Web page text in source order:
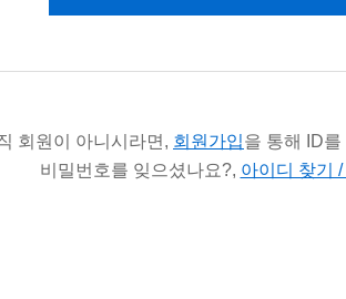
회원이 아니시라면, 회원가입을 통해 ID
비밀번호를 잊으셨나요?, 아이디 찾기 /